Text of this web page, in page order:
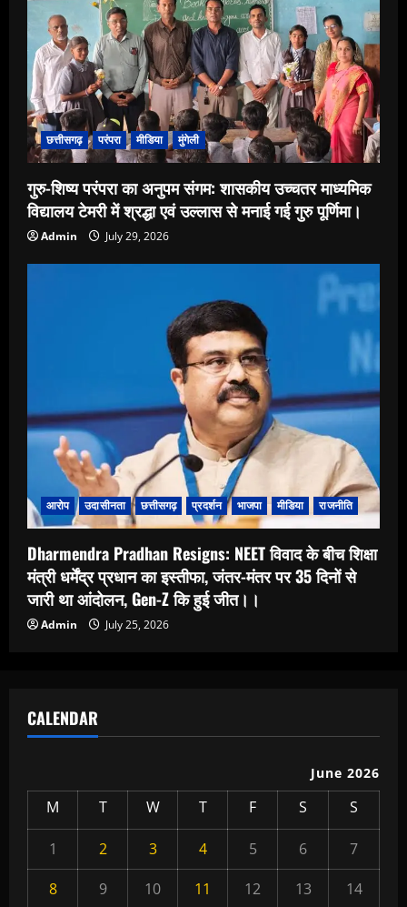
छत्तीसगढ़ परंपरा मीडिया मुंगेली
गुरु-शिष्य परंपरा का अनुपम संगम: शासकीय उच्चतर माध्यमिक
विद्यालय टेमरी में श्रद्धा एवं उल्लास से मनाई गई गुरु पूर्णिमा।
Admin July 29, 2026
आरोप उदासीनता छत्तीसगढ़ प्रदर्शन भाजपा मीडिया राजनीति
Dharmendra Pradhan Resigns: NEET विवाद के बीच शिक्षा
मंत्री धर्मेंद्र प्रधान का इस्तीफा, जंतर-मंतर पर 35 दिनों से
जारी था आंदोलन, Gen-Z कि हुई जीत।।
Admin July 25, 2026
CALENDAR
June 2026
M T W T F S S
1 2 3 4 5 6
7
8
9 10 11 12 13 14